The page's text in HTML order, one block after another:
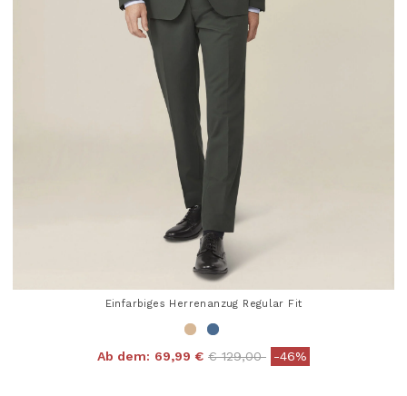
Einfarbiges Herrenanzug Regular Fit
Ab dem: 69,99 € Price reduced from
€ 129,00to-46%